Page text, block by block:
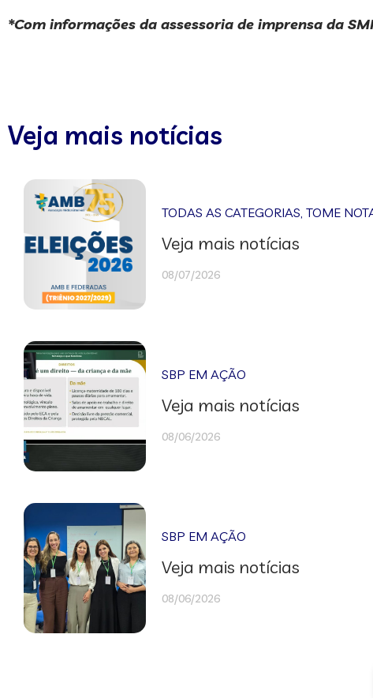
*Com informações da assessoria de imprensa da
Veja mais notícias
TODAS AS CATEGORIAS ,TOME
Veja mais notícias
08/07/2026
SBP EM AÇÃO
Veja mais notícias
08/06/2026
SBP EM AÇÃO
Veja mais notícias
08/06/2026